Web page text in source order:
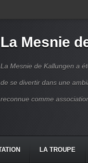
La Mesnie
La Mesnie de Kallungen a
de se divertir dans une
reconnue comme
LA TROUPE